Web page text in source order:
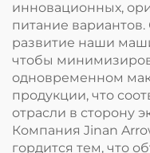
инновационных,
питание
развитие наши
чтобы
одновременном
продукции, что
отрасли в сторону
Компания Jinan
гордится тем, что